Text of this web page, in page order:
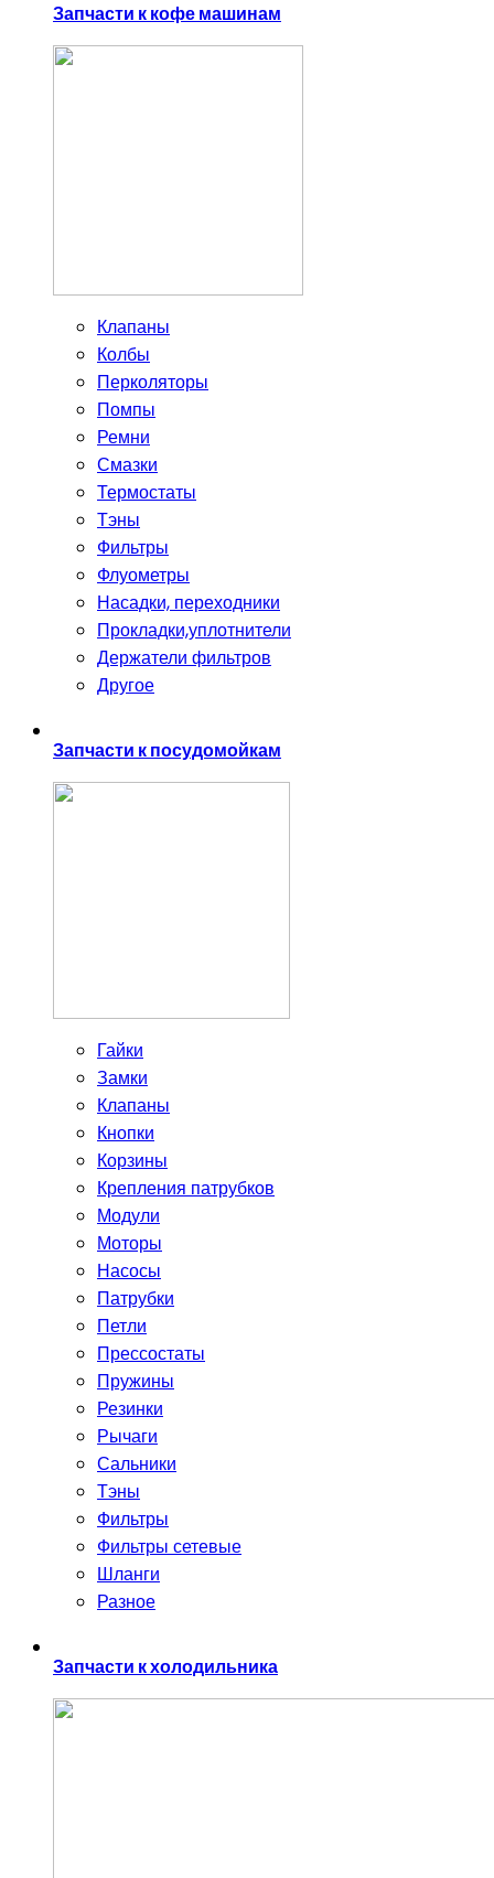
Запчасти к кофе машинам
Клапаны
Колбы
Перколяторы
Помпы
Ремни
Смазки
Термостаты
Тэны
Фильтры
Флуометры
Насадки, переходники
Прокладки,уплотнители
Держатели фильтров
Другое
Запчасти к посудомойкам
Гайки
Замки
Клапаны
Кнопки
Корзины
Крепления патрубков
Модули
Моторы
Насосы
Патрубки
Петли
Прессостаты
Пружины
Резинки
Рычаги
Сальники
Тэны
Фильтры
Фильтры сетевые
Шланги
Разное
Запчасти к холодильника